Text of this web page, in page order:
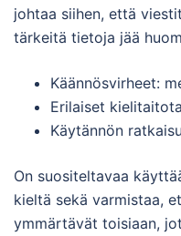
johtaa siihen, että
tärkeitä tietoja jää
Käännösvirheet:
Erilaiset
Käytännön
On suositeltavaa
kieltä sekä varmistaa,
ymmärtävät toisiaan,